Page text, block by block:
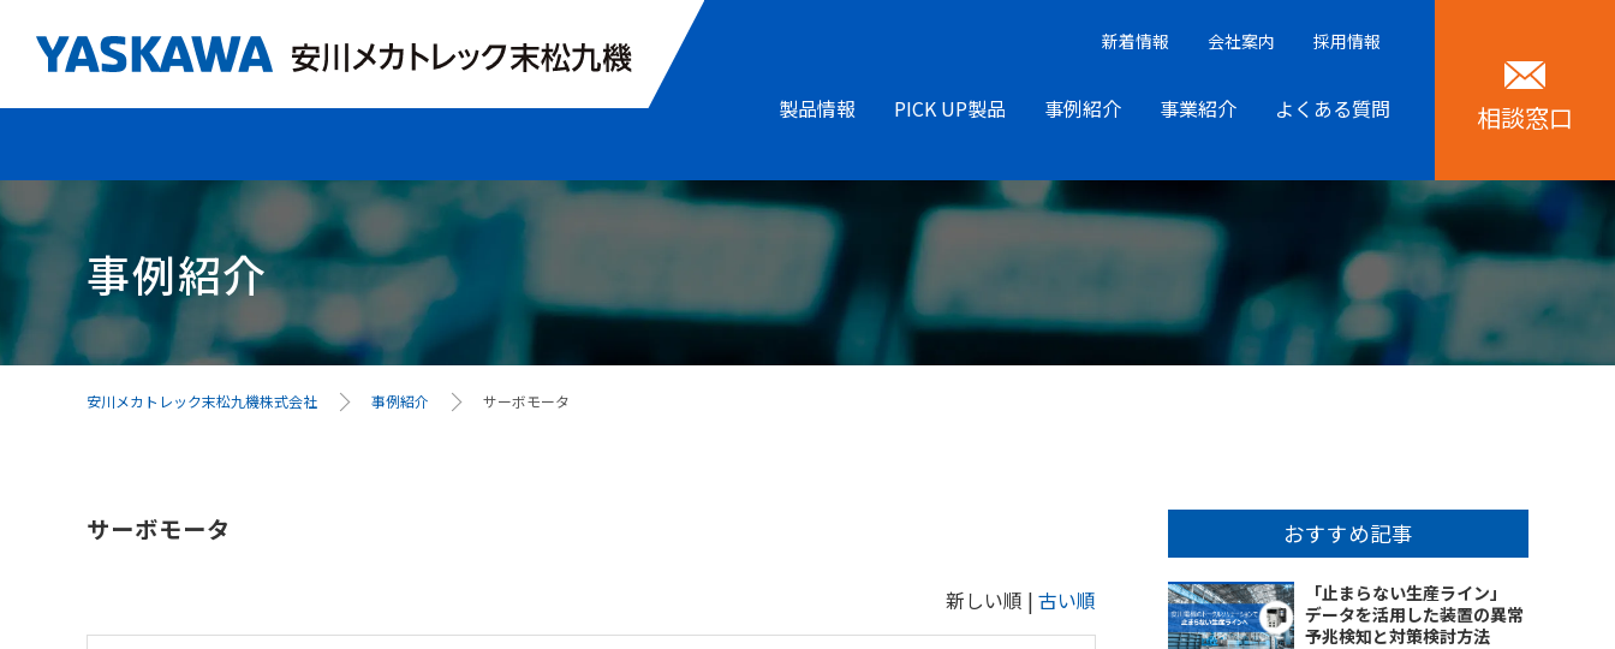
新着情報 会社案内 採用情報
製品情報 PICK UP製品 事例紹介 事業紹介 よくある質問 相談窓口
事例紹介
安川メカトレック末松九機株式会社 事例紹介 サーボモータ
サーボモータ
新しい順 | 古い順
おすすめ記事
「止まらない生産ライン」
データを活用した装置の異常
予兆検知と対策検討方法